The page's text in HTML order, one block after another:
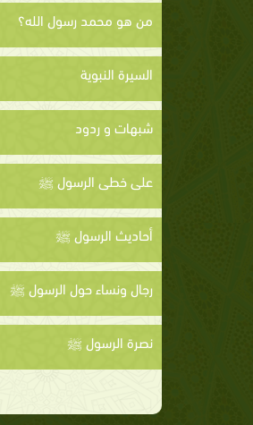
من هو محمد رسول الله؟
السيرة النبوية
شبهات و ردود
على خطى الرسول ﷺ
أحاديث الرسول ﷺ
رجال ونساء حول الرسول ﷺ
نصرة الرسول ﷺ